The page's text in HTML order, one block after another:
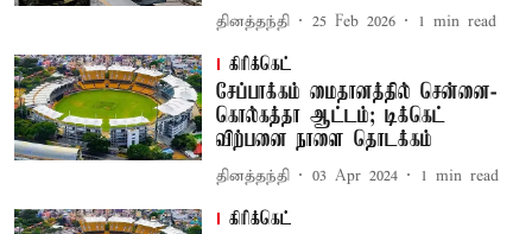
தினத்தந்தி 25 Feb 2026 1 min read
கிரிக்கெட்
சேப்பாக்கம் மைதானத்தில் சென்னை-
கொல்கத்தா ஆட்டம்; டிக்கெட்
விற்பனை நாளை தொடக்கம்
தினத்தந்தி 03 Apr 2024 1 min read
கிரிக்கெட்